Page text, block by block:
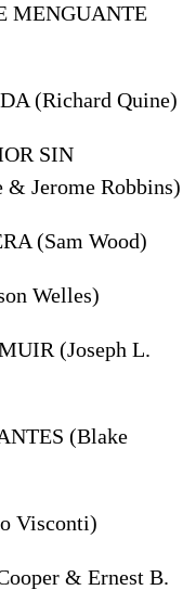
MENGUANTE
(Richard Quine)
SIN
& Jerome Robbins)
(Sam Wood)
Welles)
(Joseph L.
(Blake
Visconti)
& Ernest B.